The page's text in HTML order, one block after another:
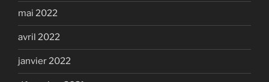
mai 2022
avril 2022
janvier 2022